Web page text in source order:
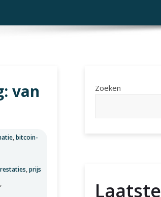
van
,bitcoin-
,prijs
,
Zoeken
Laatste